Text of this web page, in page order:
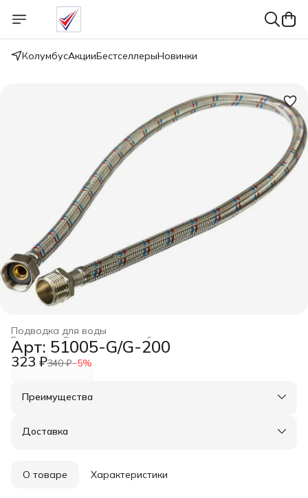
КолумбусАкцииБестселлерыНовинки
Подводка для воды
Системы водоснабжения и отопления
Главная ›
Арт: 51005-G/G-200
323 ₽340 ₽−5%
Преимущества
Оплата частями в Сплит
Удобный возврат
Доставка
О товаре Характеристики